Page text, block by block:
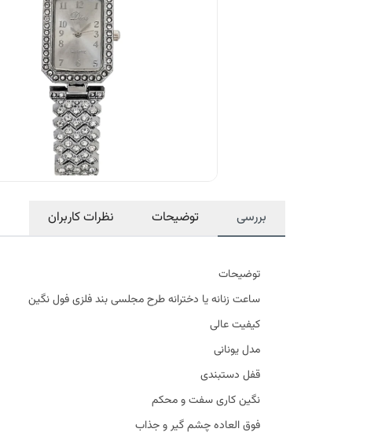
بررسی توضیحات نظرات کاربران
توضیحات
ساعت زنانه یا دخترانه طرح مجلسی بند فلزی فول نگین
کیفیت عالی
مدل یونانی
قفل دستبندی
نگین کاری سفت و محکم
فوق العاده چشم گیر و جذاب